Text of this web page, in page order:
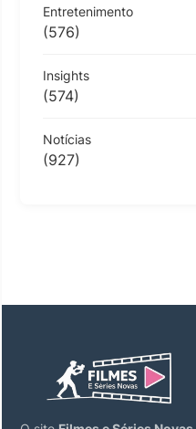
Entretenimento
(576)
Insights
(574)
Notícias
(927)